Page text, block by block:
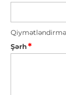
Qiymətləndirmə
Şərh*